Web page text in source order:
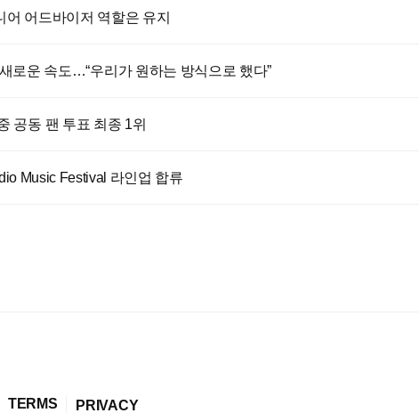
어드바이저 역할은 유지
로운 속도…“우리가 원하는 방식으로 했다”
공동 팬 투표 최종 1위
Music Festival 라인업 합류
TERMS PRIVACY